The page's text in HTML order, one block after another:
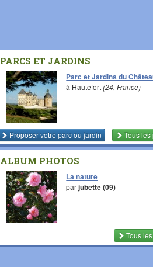
PARCS ET JARDINS
Parc et Jardins du
à Hautefort(24, France)
Proposer votre parc ou jardin Tous
ALBUM PHOTOS
La nature
parjubette (09)
Tous